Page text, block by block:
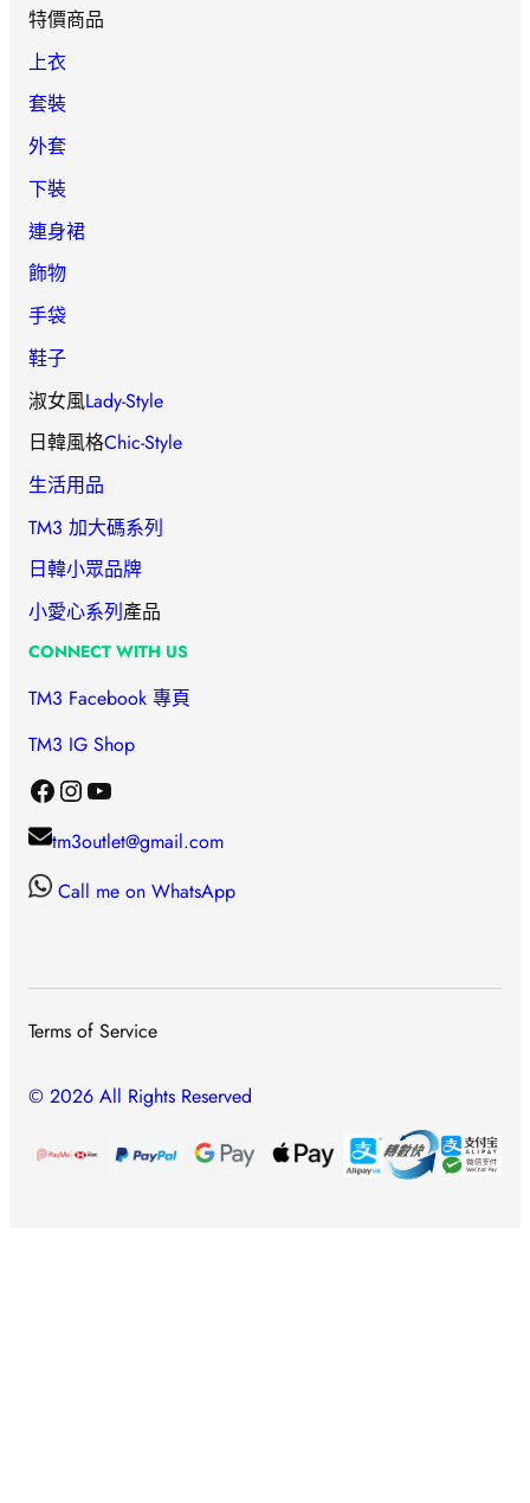
特價商品
上衣
套裝
外套
下裝
連身裙
飾物
手袋
鞋子
淑女風Lady-Style
日韓風格Chic-Style
生活用品
TM3 加大碼系列
日韓小眾品牌
小愛心系列產品
CONNECT WITH US
TM3 Facebook 專頁
TM3 IG Shop
Facebook Instagram YouTube
tm3outlet@gmail.com
Call me on WhatsApp
Terms of Service
© 2026 All Rights Reserved